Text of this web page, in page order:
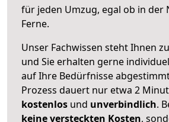
für jeden Umzug, egal ob in der
Ferne.
Unser Fachwissen steht Ihnen
und Sie erhalten gerne
auf Ihre Bedürfnisse
Prozess dauert nur etwa 2
kostenlos und unverbindlich.
keine versteckten Kosten,